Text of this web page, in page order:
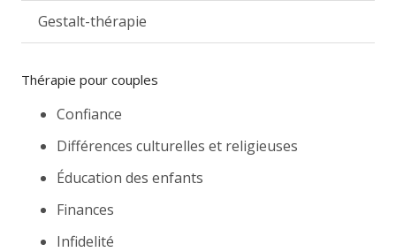
Gestalt-thérapie
Thérapie pour couples
Confiance
Différences culturelles et religieuses
Éducation des enfants
Finances
Infidelité